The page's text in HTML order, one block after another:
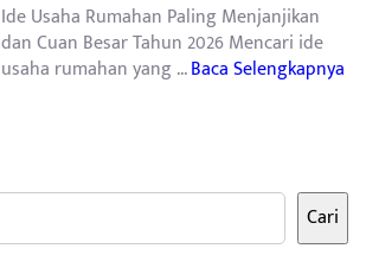
Ide Usaha Rumahan Paling Menjanjikan
dan Cuan Besar Tahun 2026 Mencari ide
usaha rumahan yang ...Baca Selengkapnya
Cari